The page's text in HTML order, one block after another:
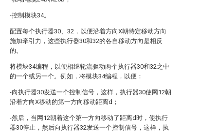
-控制模块34。
配置每个执行器30、32，以便沿着方向X朝特定移动方向
施加牵引力，这些执行器30和32的各自移动方向是相反
的。
将模块34编程，以便相继轮流驱动两个执行器30和32之中
的一个或另一个。例如，将模块34编程，以便：
-向执行器30发送一个控制信号，这样，执行器30使网12朝
沿着方向X移动的第一方向移动距离d；
-然后，当网12朝着这个第一方向移动了距离d时，使执行
器30停止，然后向执行器32发送一个控制信号，这样，执